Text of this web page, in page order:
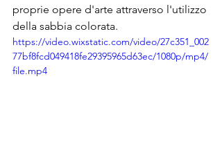
proprie opere d'arte attraverso l'utilizzo
della sabbia colorata.
https://video.wixstatic.com/video/27c351_002
77bf8fcd049418fe29395965d63ec/1080p/mp4/
file.mp4